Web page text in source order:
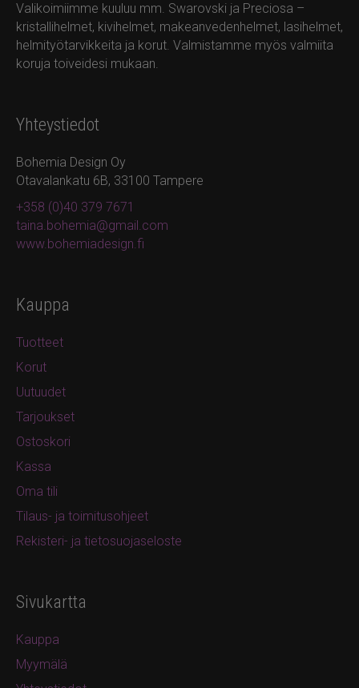
Valikoimiimme kuuluu mm. Swarovski ja Preciosa –
kristallihelmet, kivihelmet, makeanvedenhelmet, lasihelmet,
helmityötarvikkeita ja korut. Valmistamme myös valmiita
koruja toiveidesi mukaan.
Yhteystiedot
Bohemia Design Oy
Otavalankatu 6B, 33100 Tampere
+358 (0)40 379 7671
taina.bohemia@gmail.com
www.bohemiadesign.fi
Kauppa
Tuotteet
Korut
Uutuudet
Tarjoukset
Ostoskori
Kassa
Oma tili
Tilaus- ja toimitusohjeet
Rekisteri- ja tietosuojaseloste
Sivukartta
Kauppa
Myymälä